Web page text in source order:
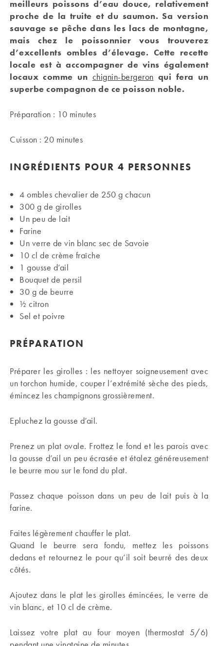
meilleurs poissons d’eau douce, relativement
proche de la truite et du saumon. Sa version
sauvage se pêche dans les lacs de montagne,
mais chez le poissonnier vous trouverez
d’excellents ombles d’élevage. Cette recette
locale est à accompagner de vins également
locaux comme un chignin-bergeron qui fera un
superbe compagnon de ce poisson noble.
Préparation : 10 minutes
Cuisson : 20 minutes
INGRÉDIENTS POUR 4 PERSONNES
4 ombles chevalier de 250 g chacun
300 g de girolles
Un peu de lait
Farine
Un verre de vin blanc sec de Savoie
10 cl de crème fraîche
1 gousse d’ail
Bouquet de persil
30 g de beurre
½ citron
Sel et poivre
PRÉPARATION
Préparer les girolles : les nettoyer soigneusement avec
un torchon humide, couper l’extrémité sèche des pieds,
émincez les champignons grossièrement.
Epluchez la gousse d’ail.
Prenez un plat ovale. Frottez le fond et les parois avec
la gousse d’ail un peu écrasée et étalez généreusement
le beurre mou sur le fond du plat.
Passez chaque poisson dans un peu de lait puis à la
farine.
Faites légèrement chauffer le plat.
Quand le beurre sera fondu, mettez les poissons
dedans et retournez le pour qu’il soit beurré des deux
côtés.
Ajoutez dans le plat les girolles émincées, le verre de
vin blanc, et 10 cl de crème.
Laissez votre plat au four moyen (thermostat 5/6)